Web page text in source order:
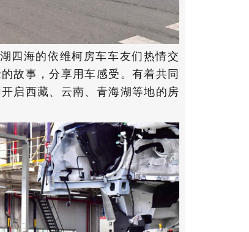
四海的依维柯房车车友们热情交
故事，分享用车感受。有着共同
启西藏、云南、青海湖等地的房